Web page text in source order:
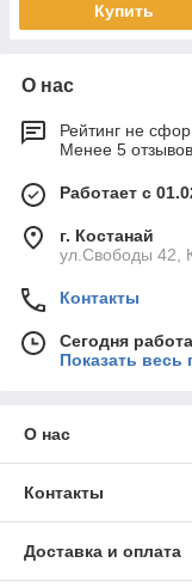
Купить
О нас
Рейтинг не
Менее 5
Работает с
г. Костанай
ул.Свободы 42,
Контакты
Сегодня
Показать весь
О нас
Контакты
Доставка и оплата